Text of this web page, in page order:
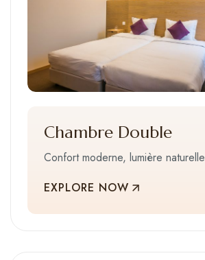
Chambre Double
Confort moderne, lumière naturelle
EXPLORE NOW